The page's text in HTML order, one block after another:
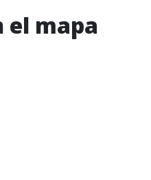
el mapa